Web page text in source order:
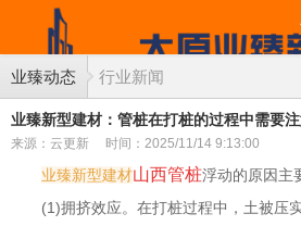
业臻动态 行业新闻
业臻新型建材：管桩在打桩的过程中需要
来源：云更新 时间：2025/11/14 9:13:00
业臻新型建材山西管桩浮动的原因主
(1)拥挤效应。在打桩过程中，土被压